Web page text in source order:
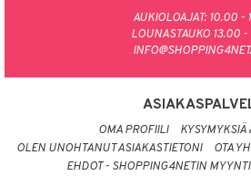
AUKIOLOAJAT: 10.00 -
LOUNASTAUKO 13.00 -
OMA PROFIILI
KYSYMYKSIÄ
OLEN UNOHTANUT ASIAKASTIETONI
OTA
EHDOT - SHOPPING4NETIN